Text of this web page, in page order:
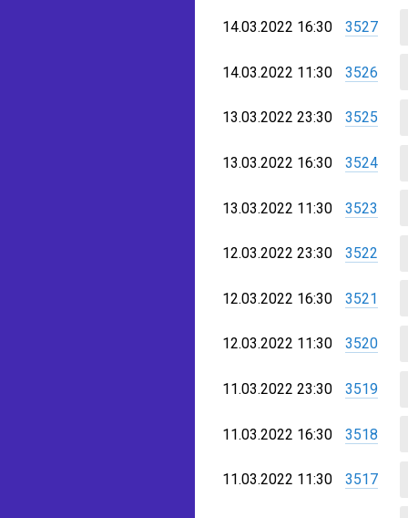
14.03.2022 16:30 3527
14.03.2022 11:30 3526
13.03.2022 23:30 3525
13.03.2022 16:30 3524
13.03.2022 11:30 3523
12.03.2022 23:30 3522
12.03.2022 16:30 3521
12.03.2022 11:30 3520
11.03.2022 23:30 3519
11.03.2022 16:30 3518
11.03.2022 11:30 3517